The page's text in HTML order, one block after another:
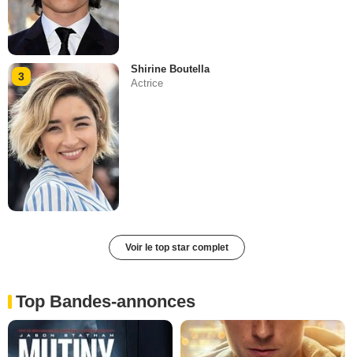
3
Shirine Boutella
Actrice
Voir le top star complet
Top Bandes-annonces